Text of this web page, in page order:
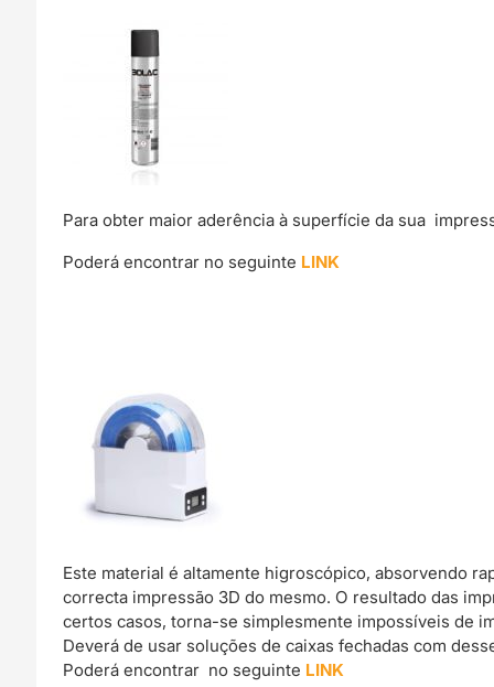
Para obter maior aderência à superfície da sua
Poderá encontrar no seguinte LINK
Este material é altamente higroscópico, absorvendo
correcta impressão 3D do mesmo. O resultado das
certos casos, torna-se simplesmente impossíveis de
Deverá de usar soluções de caixas fechadas com
Poderá encontrar no seguinte LINK